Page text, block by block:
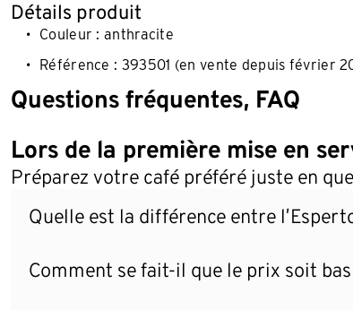
Détails produit
Couleur : anthracite
Référence : 393501 (en vente depuis février
Questions fréquentes, FAQ
Lors de la première mise en
Préparez votre café préféré juste en
Quelle est la différence entre
Comment se fait-il que le prix soit